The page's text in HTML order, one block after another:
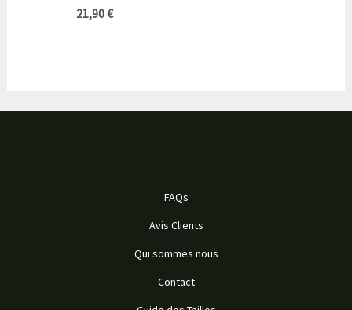
21,90€
FAQs
Avis Clients
Qui sommes nous
Contact